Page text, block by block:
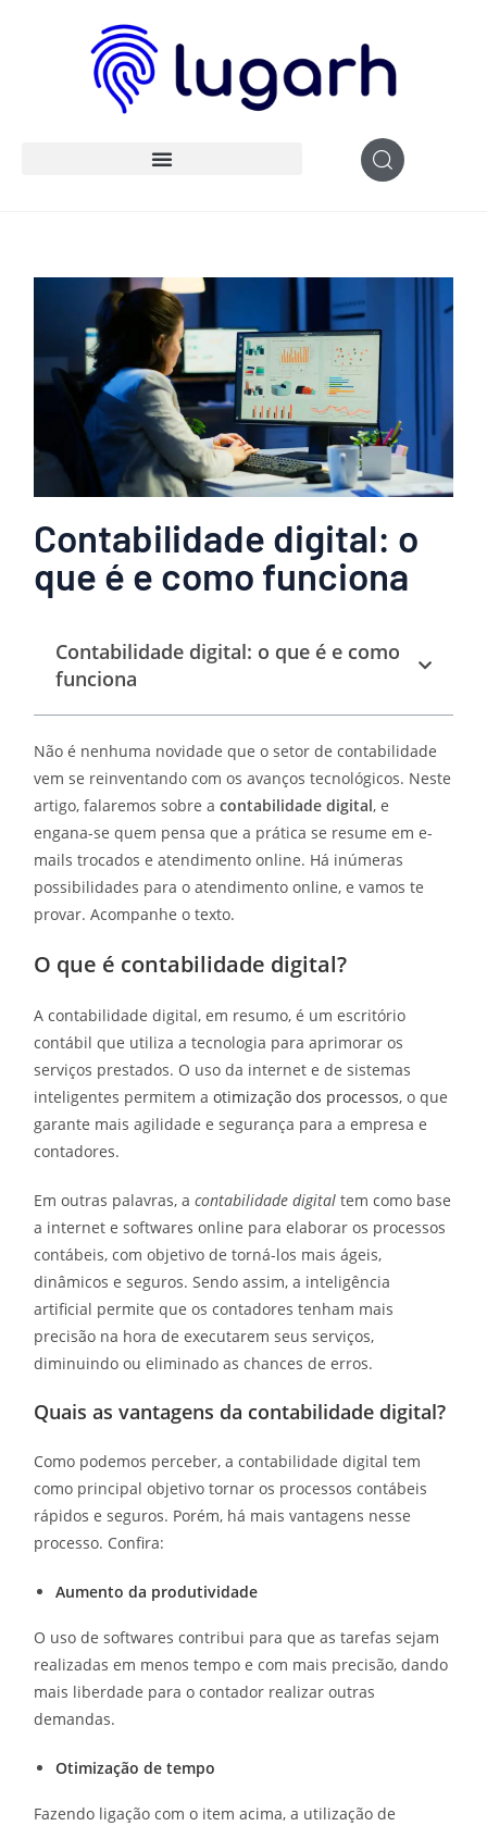
Contabilidade digital: o
que é e como funciona
Contabilidade digital: o que é e como
funciona
Não é nenhuma novidade que o setor de contabilidade
vem se reinventando com os avanços tecnológicos. Neste
artigo, falaremos sobre a contabilidade digital, e
engana-se quem pensa que a prática se resume em e-
mails trocados e atendimento online. Há inúmeras
possibilidades para o atendimento online, e vamos te
provar. Acompanhe o texto.
O que é contabilidade digital?
A contabilidade digital, em resumo, é um escritório
contábil que utiliza a tecnologia para aprimorar os
serviços prestados. O uso da internet e de sistemas
inteligentes permitem aotimização dos processos, o que
garante mais agilidade e segurança para a empresa e
contadores.
Em outras palavras, acontabilidade digital tem como base
a internet e softwares online para elaborar os processos
contábeis, com objetivo de torná-los mais ágeis,
dinâmicos e seguros. Sendo assim, a inteligência
artificial permite que os contadores tenham mais
precisão na hora de executarem seus serviços,
diminuindo ou eliminado as chances de erros.
Quais as vantagens da contabilidade digital?
Como podemos perceber, a contabilidade digital tem
como principal objetivo tornar os processos contábeis
rápidos e seguros. Porém, há mais vantagens nesse
processo. Confira:
Aumento da produtividade
O uso de softwares contribui para que as tarefas sejam
realizadas em menos tempo e com mais precisão, dando
mais liberdade para o contador realizar outras
demandas.
Otimização de tempo
Fazendo ligação com o item acima, a utilização de